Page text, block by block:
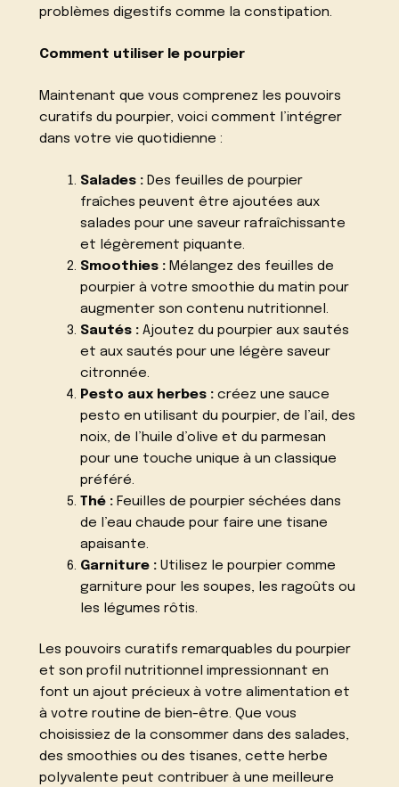
problèmes digestifs comme la constipation.
Comment utiliser le pourpier
Maintenant que vous comprenez les pouvoirs
curatifs du pourpier, voici comment l’intégrer
dans votre vie quotidienne :
Salades :Des feuilles de pourpier
fraîches peuvent être ajoutées aux
salades pour une saveur rafraîchissante
et légèrement piquante.
Smoothies :Mélangez des feuilles de
pourpier à votre smoothie du matin pour
augmenter son contenu nutritionnel.
Sautés :Ajoutez du pourpier aux sautés
et aux sautés pour une légère saveur
citronnée.
Pesto aux herbes :créez une sauce
pesto en utilisant du pourpier, de l’ail, des
noix, de l’huile d’olive et du parmesan
pour une touche unique à un classique
préféré.
Thé :Feuilles de pourpier séchées dans
de l’eau chaude pour faire une tisane
apaisante.
Garniture :Utilisez le pourpier comme
garniture pour les soupes, les ragoûts ou
les légumes rôtis.
Les pouvoirs curatifs remarquables du pourpier
et son profil nutritionnel impressionnant en
font un ajout précieux à votre alimentation et
à votre routine de bien-être. Que vous
choisissiez de la consommer dans des salades,
des smoothies ou des tisanes, cette herbe
polyvalente peut contribuer à une meilleure